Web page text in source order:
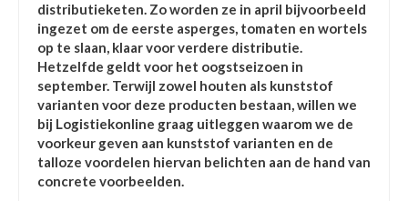
distributieketen. Zo worden ze in april bijvoorbeeld
ingezet om de eerste asperges, tomaten en wortels
op te slaan, klaar voor verdere distributie.
Hetzelfde geldt voor het oogstseizoen in
september. Terwijl zowel houten als kunststof
varianten voor deze producten bestaan, willen we
bij Logistiekonline graag uitleggen waarom we de
voorkeur geven aan kunststof varianten en de
talloze voordelen hiervan belichten aan de hand van
concrete voorbeelden.